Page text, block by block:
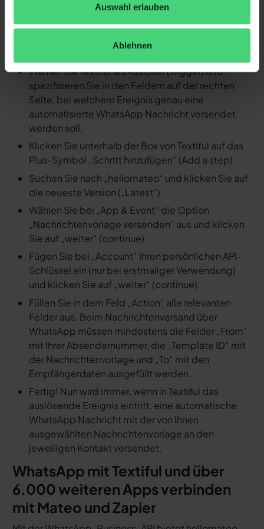
Auswahl erlauben
Ablehnen
Nachricht versenden
Loggen Sie sich in Ihren Zapier Account ein und
erstellen Sie einen neuen Zap.
Wählen Sie Textiful als Auslöser (Trigger) und
spezifizieren Sie in den Feldern auf der rechten
Seite, bei welchem Ereignis genau eine
automatisierte WhatsApp Nachricht versendet
werden soll.
Klicken Sie unterhalb der Box von Textiful auf das
Plus-Symbol „Schritt hinzufügen“ (Add a step).
Suchen Sie nach „hellomateo“ und klicken Sie auf
die neueste Version („Latest“).
Wählen Sie bei „App & Event“ die Option
„Nachrichtenvorlage versenden“ aus und klicken
Sie auf „weiter“ (continue).
Fügen Sie bei „Account“ Ihren persönlichen API-
Schlüssel ein (nur bei erstmaliger Verwendung)
und klicken Sie auf „weiter“ (continue).
Füllen Sie in dem Feld „Action“ alle relevanten
Felder aus. Beim Nachrichtenversand über
WhatsApp müssen mindestens die Felder „From“
mit Ihrer Absendernummer, die „Template ID“ mit
der Nachrichtenvorlage und „To“ mit den
Empfängerdaten ausgefüllt werden.
Fertig! Nun wird immer, wenn in Textiful das
auslösende Ereignis eintritt, eine automatische
WhatsApp Nachricht mit der von Ihnen
ausgewählten Nachrichtenvorlage an den
jeweiligen Kontakt versendet.
WhatsApp mit Textiful und über
6.000 weiteren Apps verbinden
mit Mateo und Zapier